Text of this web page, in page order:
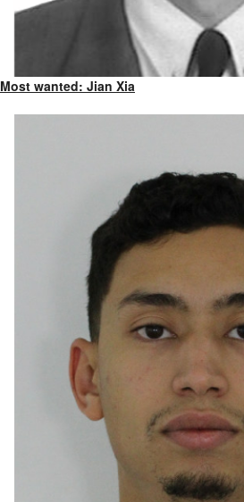
Most wanted: Jian Xia